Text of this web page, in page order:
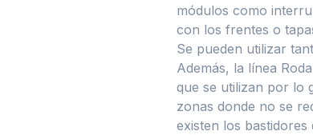
módulos como
con los frentes o
Se pueden utilizar
Además, la línea
que se utilizan por lo
zonas donde no se
existen los